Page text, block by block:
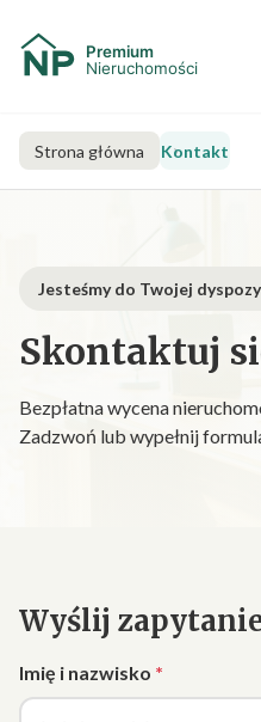
Strona główna Kontakt
Jesteśmy do Twojej
Skontaktuj
Bezpłatna wycena
Zadzwoń lub wypełnij
Wyślij
Imię i nazwisko